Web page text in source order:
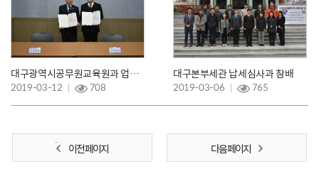
대구광역시공무원교육원과 업무협약
2019-03-12 708
대구본부세관 납세심사과 참배
2019-03-06 765
이전 페이지 다음 페이지